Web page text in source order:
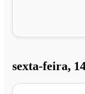
sexta-feira,